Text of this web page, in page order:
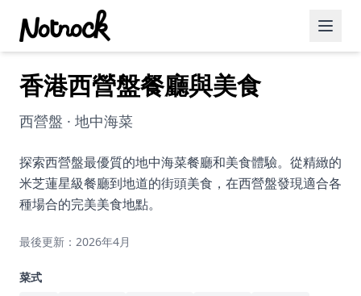
精選活動
博客文章
約會好去處
美食佳餚
香港西營盤餐廳與美食
西營盤 · 地中海菜
探索西營盤最優質的地中海菜餐廳和美食體驗。從精緻的
米芝蓮星級餐廳到地道的街頭美食，在西營盤發現適合各
種場合的完美美食地點。
最後更新：2026年4月
菜式